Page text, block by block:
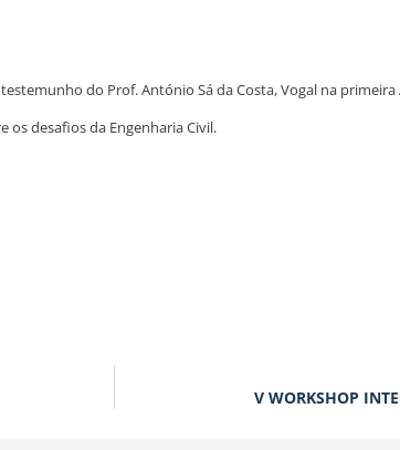
do Prof. António Sá da Costa, Vogal na primeira
desafios da Engenharia Civil.
V WORKSHOP